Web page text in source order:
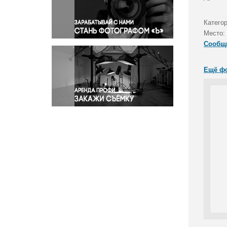
Правосудие
Происшествия и конфликты
Религия
Светская жизнь
Спорт
Экология
Экономика и бизнес
Место:
Ещё